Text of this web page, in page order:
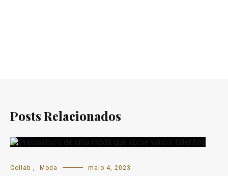
Posts Relacionados
Collab , Moda maio 4, 2023